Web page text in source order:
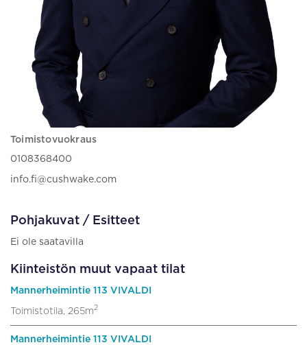
Toimistovuokraus
0108368400
info.fi@cushwake.com
Pohjakuvat / Esitteet
Ei ole saatavilla
Kiinteistön muut vapaat tilat
Mannerheimintie 113 VIVALDI
Toimistotila, 265m2
Mannerheimintie 113 VIVALDI